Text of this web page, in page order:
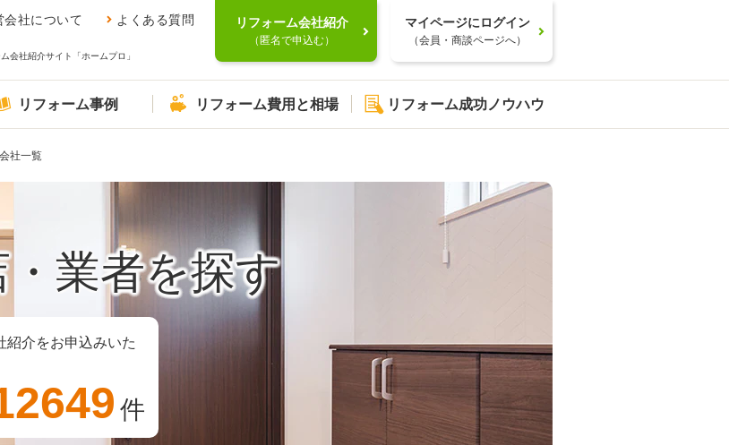
会社について よくある質問
会社紹介サイト「ホームプロ」
リフォーム会社紹介
（匿名で申込む）
マイページにログイン
（会員・商談ページへ）
リフォーム事例 リフォーム費用と相場 リフォーム成功ノウハウ
社一覧
業者を探す
紹介をお申込みいた
件